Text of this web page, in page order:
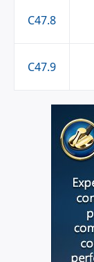
C47.8
C47.9